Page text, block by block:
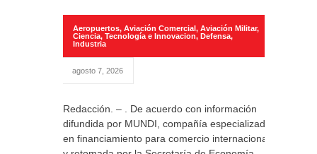
Aeropuertos, Aviación Comercial, Aviación Militar,
Ciencia, Tecnología e Innovacion, Defensa,
Industria
agosto 7, 2026
Redacción. – . De acuerdo con información
difundida por MUNDI, compañía especializada
en financiamiento para comercio internacional